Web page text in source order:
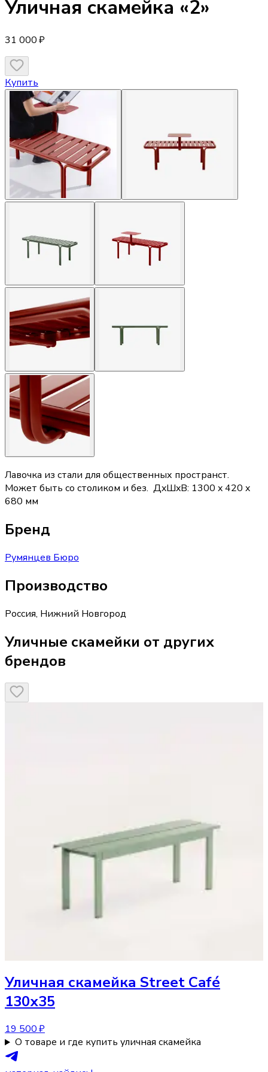
Уличная скамейка «2»
31 000 ₽
Купить
Лавочка из стали для общественных пространст.
Может быть со столиком и без. ДxШxВ: 1300 x 420 x
680 мм
Бренд
Румянцев Бюро
Производство
Россия, Нижний Новгород
Уличные скамейки от других
брендов
Уличная скамейка Street Café
130х35
19 500 ₽
О товаре и где купить уличная скамейка